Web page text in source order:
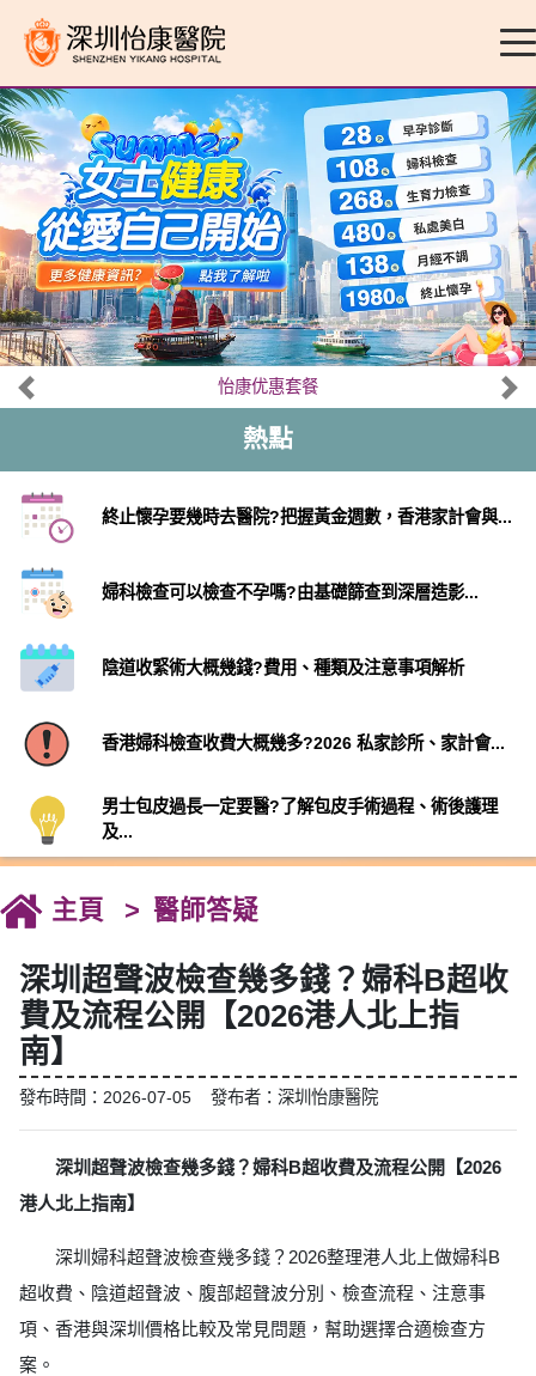
怡康优惠套餐
熱點
終止懷孕要幾時去醫院?把握黃金週數，香港家計會與...
婦科檢查可以檢查不孕嗎?由基礎篩查到深層造影...
陰道收緊術大概幾錢?費用、種類及注意事項解析
香港婦科檢查收費大概幾多?2026 私家診所、家計會...
男士包皮過長一定要醫?了解包皮手術過程、術後護理
及...
主頁 醫師答疑
深圳超聲波檢查幾多錢？婦科B超收
費及流程公開【2026港人北上指
南】
發布時間：2026-07-05 發布者：深圳怡康醫院
深圳超聲波檢查幾多錢？婦科B超收費及流程公開【2026
港人北上指南】
深圳婦科超聲波檢查幾多錢？2026整理港人北上做婦科B
超收費、陰道超聲波、腹部超聲波分別、檢查流程、注意事
項、香港與深圳價格比較及常見問題，幫助選擇合適檢查方
案。